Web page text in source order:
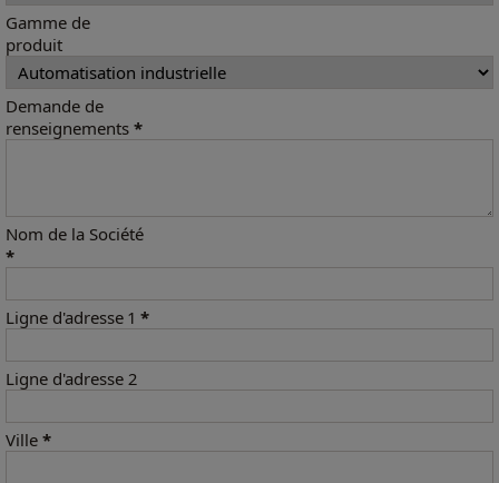
Gamme de
produit
Demande de
renseignements *
Nom de la Société
*
Ligne d'adresse 1 *
Ligne d'adresse 2
Ville *